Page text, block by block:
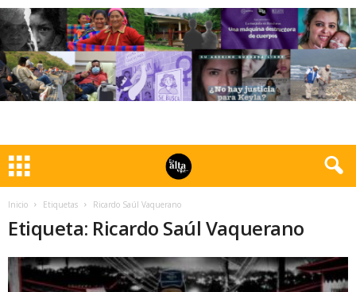
Inicio Etiquetas Ricardo Saúl Vaquerano
Etiqueta: Ricardo Saúl Vaquerano